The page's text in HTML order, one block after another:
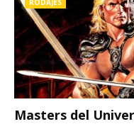
RODAJES
Masters del